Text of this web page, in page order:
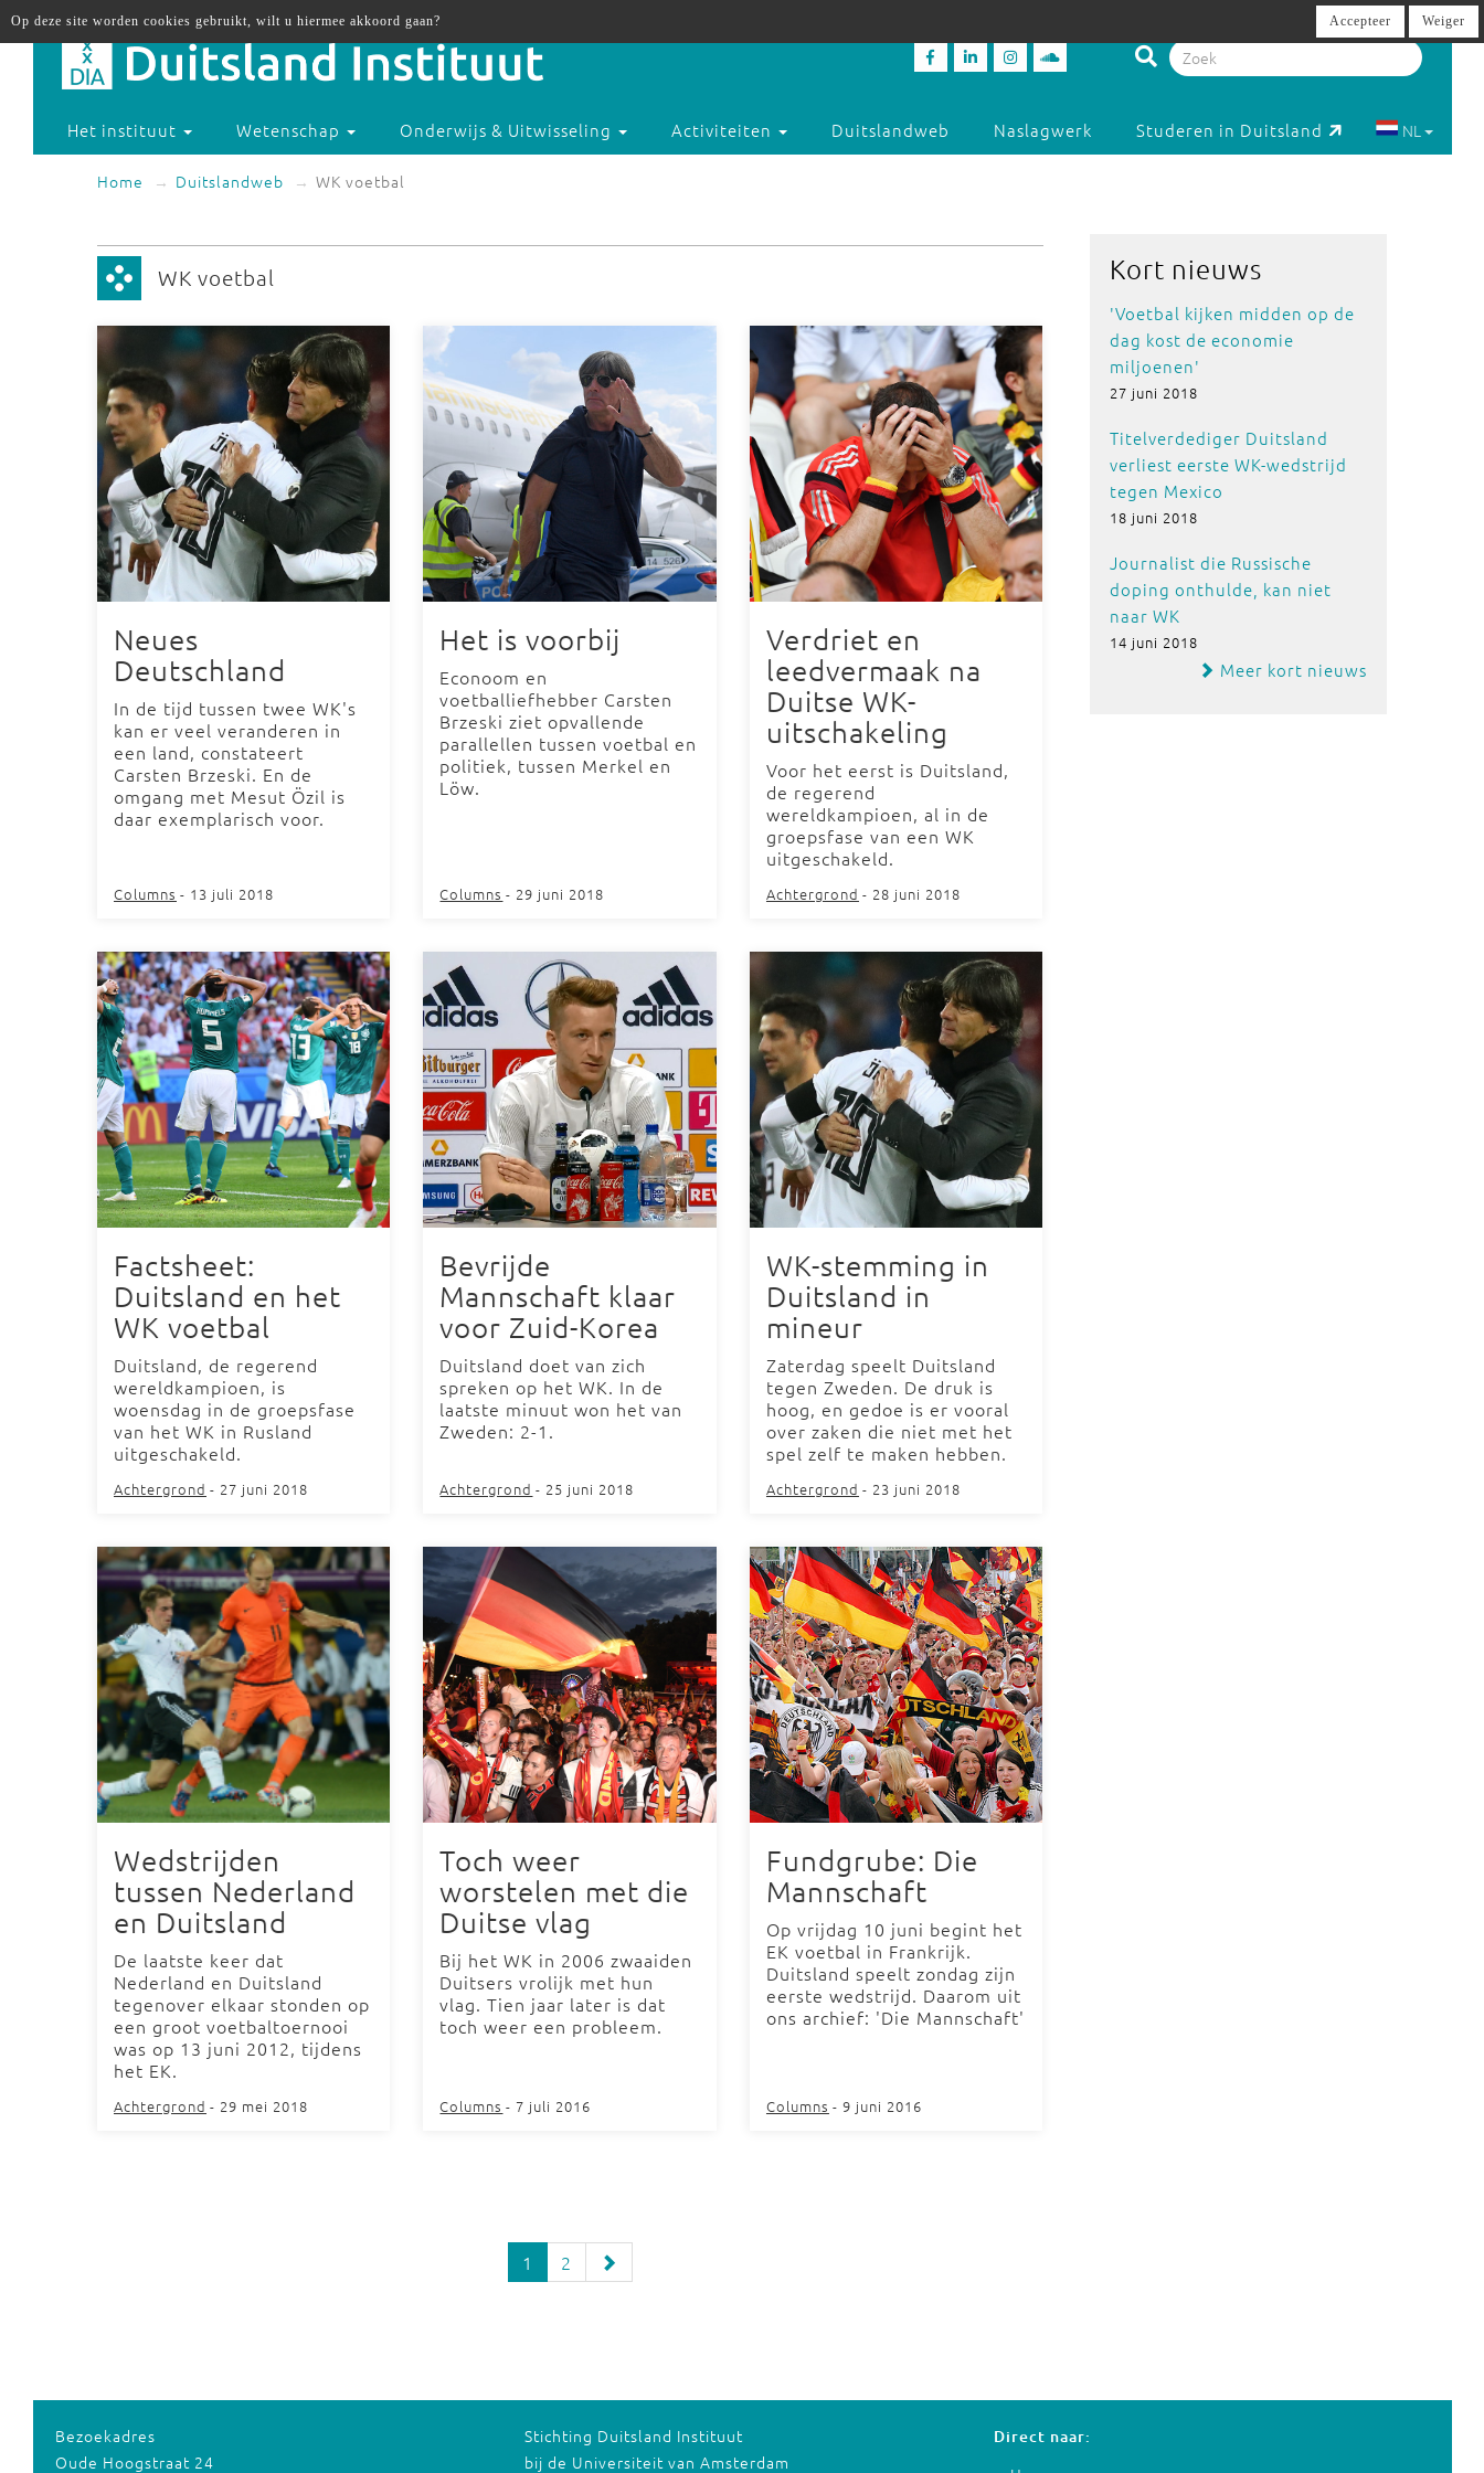
Het instituut Wetenschap Onderwijs & Uitwisseling Activiteiten Duitslandweb Naslagwerk Studeren in Duitsland NL
Home Duitslandweb WK voetbal
WK voetbal
Neues
Deutschland
In de tijd tussen twee WK's
kan er veel veranderen in
een land, constateert
Carsten Brzeski. En de
omgang met Mesut Özil is
daar exemplarisch voor.
Columns - 13 juli 2018
Het is voorbij
Econoom en
voetballiefhebber Carsten
Brzeski ziet opvallende
parallellen tussen voetbal en
politiek, tussen Merkel en
Löw.
Columns - 29 juni 2018
Verdriet en
leedvermaak na
Duitse WK-
uitschakeling
Voor het eerst is Duitsland,
de regerend
wereldkampioen, al in de
groepsfase van een WK
uitgeschakeld.
Achtergrond - 28 juni 2018
Factsheet:
Duitsland en het
WK voetbal
Duitsland, de regerend
wereldkampioen, is
woensdag in de groepsfase
van het WK in Rusland
uitgeschakeld.
Achtergrond - 27 juni 2018
Bevrijde
Mannschaft klaar
voor Zuid-Korea
Duitsland doet van zich
spreken op het WK. In de
laatste minuut won het van
Zweden: 2-1.
Achtergrond - 25 juni 2018
WK-stemming in
Duitsland in
mineur
Zaterdag speelt Duitsland
tegen Zweden. De druk is
hoog, en gedoe is er vooral
over zaken die niet met het
spel zelf te maken hebben.
Achtergrond - 23 juni 2018
Wedstrijden
tussen Nederland
en Duitsland
De laatste keer dat
Nederland en Duitsland
tegenover elkaar stonden op
een groot voetbaltoernooi
was op 13 juni 2012, tijdens
het EK.
Achtergrond - 29 mei 2018
Toch weer
worstelen met die
Duitse vlag
Bij het WK in 2006 zwaaiden
Duitsers vrolijk met hun
vlag. Tien jaar later is dat
toch weer een probleem.
Columns - 7 juli 2016
Fundgrube: Die
Mannschaft
Op vrijdag 10 juni begint het
EK voetbal in Frankrijk.
Duitsland speelt zondag zijn
eerste wedstrijd. Daarom uit
ons archief: 'Die Mannschaft'
Columns - 9 juni 2016
1 2
Kort nieuws
'Voetbal kijken midden op de
dag kost de economie
miljoenen'
27 juni 2018
Titelverdediger Duitsland
verliest eerste WK-wedstrijd
tegen Mexico
18 juni 2018
Journalist die Russische
doping onthulde, kan niet
naar WK
14 juni 2018
Meer kort nieuws
Bezoekadres
Oude Hoogstraat 24
Stichting Duitsland Instituut
bij de Universiteit van Amsterdam
Direct naar:
Op deze site worden cookies gebruikt, wilt u hiermee akkoord gaan? Accepteer Weiger